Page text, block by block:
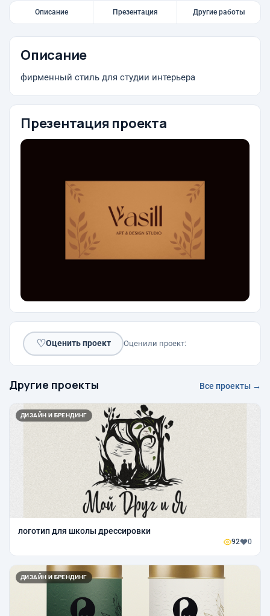
Описание Презентация Другие работы
Описание
фирменный стиль для студии интерьера
Презентация проекта
♡Оценить проект Оценили проект:
Другие проекты Все проекты →
ДИЗАЙН И БРЕНДИНГ
логотип для школы дрессировки
92 0
ДИЗАЙН И БРЕНДИНГ